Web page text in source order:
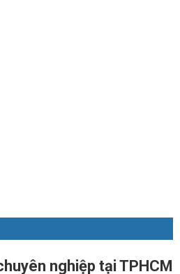
nghiệp tại TPHCM